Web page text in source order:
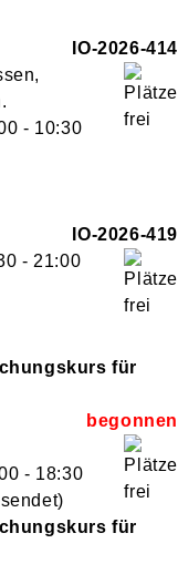
IO-2026-414
- 10:30
für
- 18:30
für
IO-2026-419
- 21:00